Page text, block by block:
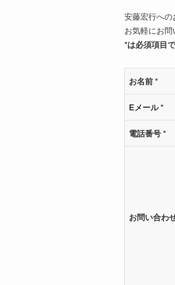
安藤宏行への
お気軽にお問
*は必須項目で
お名前*
Eメール*
電話番号*
お問い合わ